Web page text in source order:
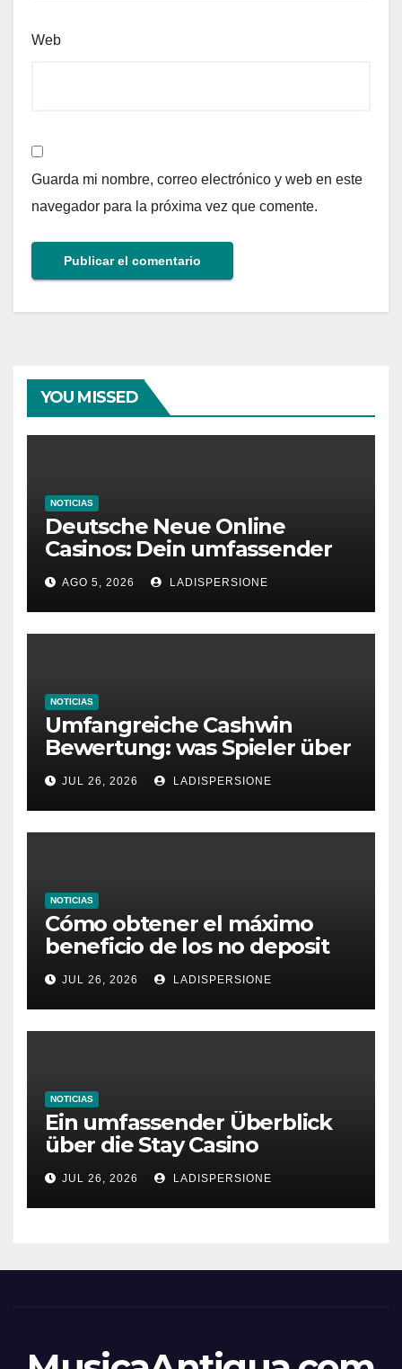
Web
Guarda mi nombre, correo electrónico y web en este
navegador para la próxima vez que comente.
YOU MISSED
NOTICIAS
Deutsche Neue Online
Casinos: Dein umfassender
Ratgeber für moderne
Glücksspielplattformen
AGO 5, 2026 LADISPERSIONE
NOTICIAS
Umfangreiche Cashwin
Bewertung: was Spieler über
dieses Casino denken
JUL 26, 2026 LADISPERSIONE
NOTICIAS
Cómo obtener el máximo
beneficio de los no deposit
bonus codes de roby casino
JUL 26, 2026 LADISPERSIONE
NOTICIAS
Ein umfassender Überblick
über die Stay Casino
Bonusbedingungen
JUL 26, 2026 LADISPERSIONE